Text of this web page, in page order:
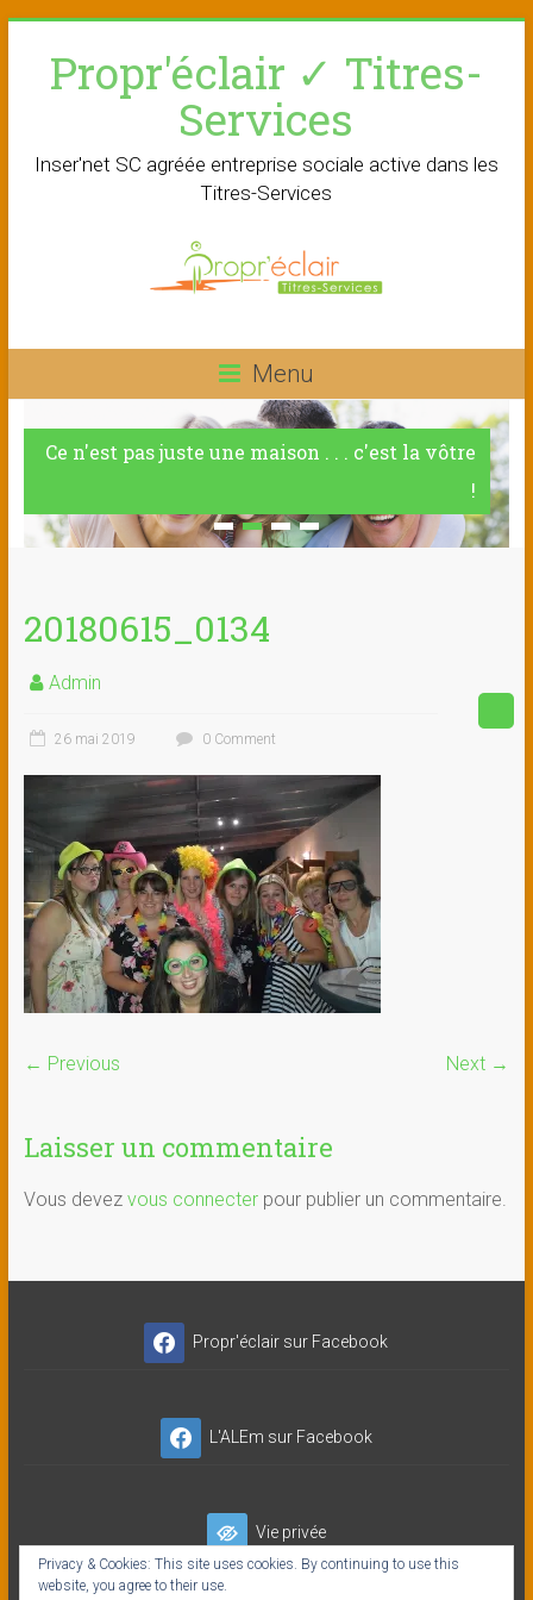
contentPropr'éclair ✓ Titres-
Services
Inser'net SC agréée entreprise sociale active dans les
Titres-Services
Menu
Ce n'est pas juste une maison . . . c'est la vôtre
!
20180615_0134
Admin
26 mai 2019 0 Comment
← Previous Next →
Laisser un commentaire
Vous devez vous connecterpour publier un commentaire.
Propr'éclair sur Facebook
L'ALEm sur Facebook
Vie privée
Privacy & Cookies: This site uses cookies. By continuing to use this
website, you agree to their use.